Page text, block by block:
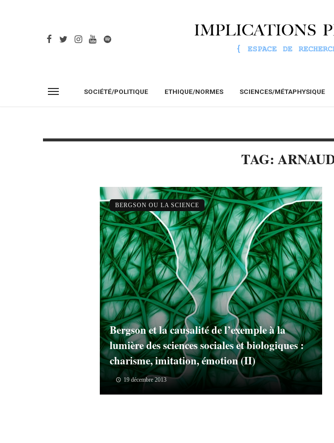
SOCIÉTÉ/POLITIQUE ETHIQUE/NORMES SCIENCES/MÉTAPHYSIQUE
TAG:
Bergson et la causalité de l’exemple à la
lumière des sciences sociales et biologiques :
charisme, imitation, émotion (II)
19 décembre 2013
BERGSON OU LA SCIENCE